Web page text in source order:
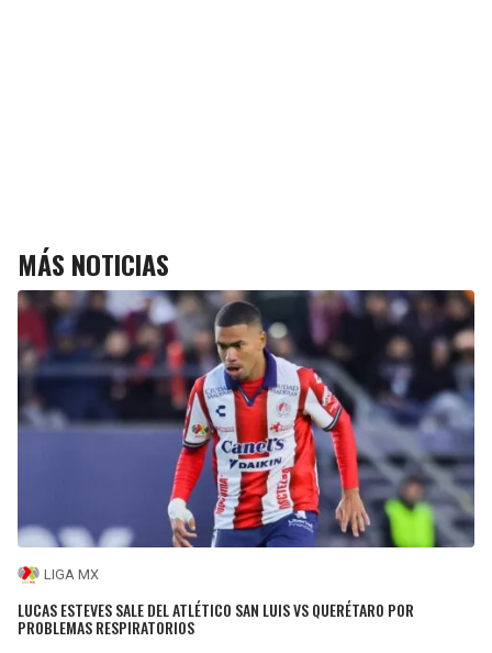
MÁS NOTICIAS
LIGA MX
LUCAS ESTEVES SALE DEL ATLÉTICO SAN LUIS VS QUERÉTARO POR
PROBLEMAS RESPIRATORIOS